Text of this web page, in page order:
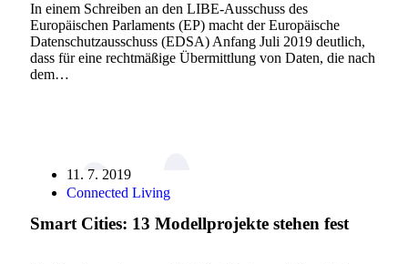
In einem Schreiben an den LIBE-Ausschuss des
Europäischen Parlaments (EP) macht der Europäische
Datenschutzausschuss (EDSA) Anfang Juli 2019 deutlich,
dass für eine rechtmäßige Übermittlung von Daten, die nach
dem…
11. 7. 2019
Connected Living
Smart Cities: 13 Modellprojekte stehen fest